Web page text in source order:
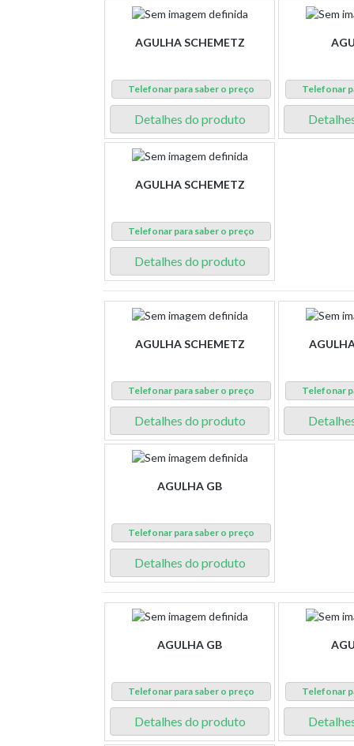
AGULHA SCHEMETZ
Telefonar para saber o preço
Detalhes do produto
Telefonar
AGULHA SCHEMETZ
Telefonar para saber o preço
Detalhes do produto
AGULHA SCHEMETZ
Telefonar para saber o preço
Detalhes do produto
Telefonar
AGULHA GB
Telefonar para saber o preço
Detalhes do produto
AGULHA GB
Telefonar para saber o preço
Detalhes do produto
Telefonar